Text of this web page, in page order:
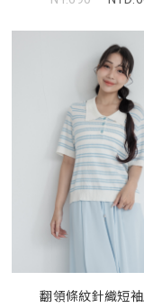
翻領條紋針織短